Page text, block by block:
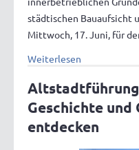
städtischen Bauaufsicht
Mittwoch, 17. Juni, für
Weiterlesen
Geschichte und
entdecken